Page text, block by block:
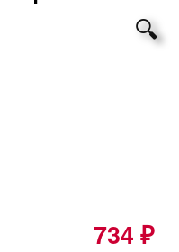
🔍
734₽